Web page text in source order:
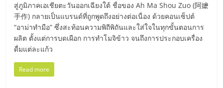
สู่ภูมิภาคเอเชียตะวันออกเฉียงใต้ ชื่อของ Ah Ma Shou Zuo (阿嬷
手作) กลายเป็นแบรนด์ที่ถูกพูดถึงอย่างต่อเนื่อง ด้วยคอนเซ็ปต์
“อาม่าทำมือ” ซึ่งสะท้อนความพิถีพิถันและใส่ใจในทุกขั้นตอนการ
ผลิต ตั้งแต่การบดเผือก การทำโมจิข้าว จนถึงการประกอบเครื่อง
ดื่มแต่ละแก้ว
Read more